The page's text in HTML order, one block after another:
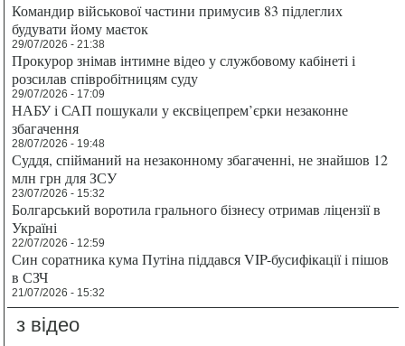
Командир військової частини примусив 83 підлеглих
будувати йому маєток
29/07/2026 - 21:38
Прокурор знімав інтимне відео у службовому кабінеті і
розсилав співробітницям суду
29/07/2026 - 17:09
НАБУ і САП пошукали у ексвіцепрем’єрки незаконне
збагачення
28/07/2026 - 19:48
Суддя, спійманий на незаконному збагаченні, не знайшов 12
млн грн для ЗСУ
23/07/2026 - 15:32
Болгарський воротила грального бізнесу отримав ліцензії в
Україні
22/07/2026 - 12:59
Син соратника кума Путіна піддався VIP-бусифікації і пішов
в СЗЧ
21/07/2026 - 15:32
з відео